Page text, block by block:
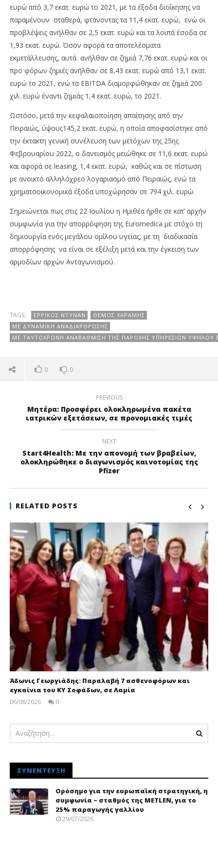
ευρώ από 3,7 εκατ. ευρώ το 2021, με τα έξοδα διοίκησης να
παραμένουν σταθερά, φτάνοντας τα 11,4 εκατ. ευρώ, ενώ οι
προβλέψεις ανήλθαν σε 2,5 εκατ. ευρώ και τα λοιπά έσοδα σε
1,93 εκατ. ευρώ. Όσον αφορά τα αποτελέσματα
εκμετάλλευσης, αυτά ανήλθαν σε ζημιά 7,76 εκατ. ευρώ και οι
προ φόρων ζημιές ανήλθαν σε 8,43 εκατ. ευρώ από 13,1 εκατ.
ευρώ το 2021, ενώ τα EBITDA διαμορφώθηκαν σε ζημιά 200
χιλ. ευρώ έναντι ζημιάς 1,4 εκατ. ευρώ, το 2021.
Ωστόσο, μετά την κεφαλαιοποίηση απαίτησης από την
Πειραιώς, ύψους145,2 εκατ. ευρώ, η οποία αποφασίστηκε από
την έκτακτη γενική συνέλευση των μετόχων της 25ης
Φεβρουαρίου 2022, ο δανεισμός μειώθηκε σε 11,6 εκατ. ευρώ
και αφορά σε leasing, 1,4 εκατ. ευρώ, καθώς και σε πίστωση
με ανοικτό αλληλόχρεο λογαριασμό από Πειραιώς, ενώ τα
χρηματοοικονομικά έξοδα υποχώρησαν σε 794 χιλ. ευρώ.
Σημειώνεται πως στις 22 Ιουλίου η Ημιθέα ήρθε σε κατ’ αρχήν
συμφωνία για την απορρόφηση της Euromedica με στόχο τη
δημιουργία ενός μεγάλου ομίλου υγείας, με τη διαδικασία
απορρόφησης να είναι σε εξέλιξη μετά και την έγκειση των
αρμοδίων αρχών Ανταγωνισμού.
TAGS: ΕΡΡΊΚΟΣ ΝΤΥΝΆΝ
ΘΈΜΟΣ ΧΑΡΑΜΉΣ
ΜΕ ΔΥΝΑΜΙΚΉ ΑΝΑΔΙΆΡΘΡΩΣΗΣ
ΜΕ ΤΑΥΤΌΧΡΟΝΗ ΑΝΑΒΆΘΜΙΣΗ ΤΗΣ ΠΑΡΟΧΉΣ ΥΠΗΡΕΣΙΏΝ ΥΨΗΛΟΎ
0 0
PREVIOUS
Μητέρα: Προσφέρει ολοκληρωμένα πακέτα
ιατρικών εξετάσεων, σε προνομιακές τιμές
NEXT
Start4Health: Με την απονομή των βραβείων,
ολοκληρώθηκε ο διαγωνισμός καινοτομίας της
Pfizer
RELATED POSTS
Άδωνις Γεωργιάδης: Παραλαβή 7 ασθενοφόρων και
εγκαίνια του ΚΥ Σοφάδων, σε Λαμία
06/08/2026
0
ΣΥΝΈΝΤΕΥΞΗ
Ορόσημο για την ευρωπαϊκή στρατηγική, η
συμφωνία – σταθμός της METLEN, για το
25% παραγωγής γαλλίου
29/07/2026